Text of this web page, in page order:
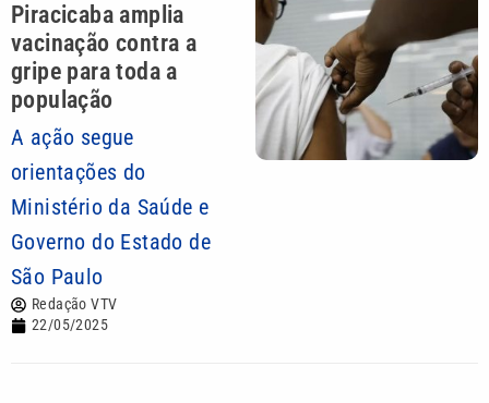
Piracicaba amplia
vacinação contra a
gripe para toda a
população
A ação segue
orientações do
Ministério da Saúde e
Governo do Estado de
São Paulo
Redação VTV
22/05/2025